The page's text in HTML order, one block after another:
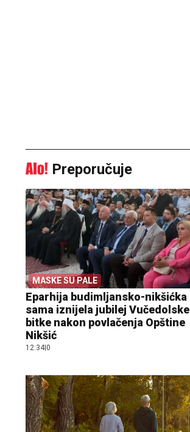
Preporučuje
MASKE SU PALE
Eparhija budimljansko-nikšićka
sama iznijela jubilej Vučedolske
bitke nakon povlačenja Opštine
Nikšić
12:34 0